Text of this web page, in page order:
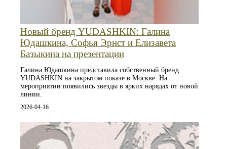
Новый бренд YUDASHKIN: Галина
Юдашкина, Софья Эрнст и Елизавета
Базыкина на презентации
Галина Юдашкина представила собственный бренд
YUDASHKIN на закрытом показе в Москве. На
мероприятии появились звезды в ярких нарядах от новой
линии.
2026-04-16